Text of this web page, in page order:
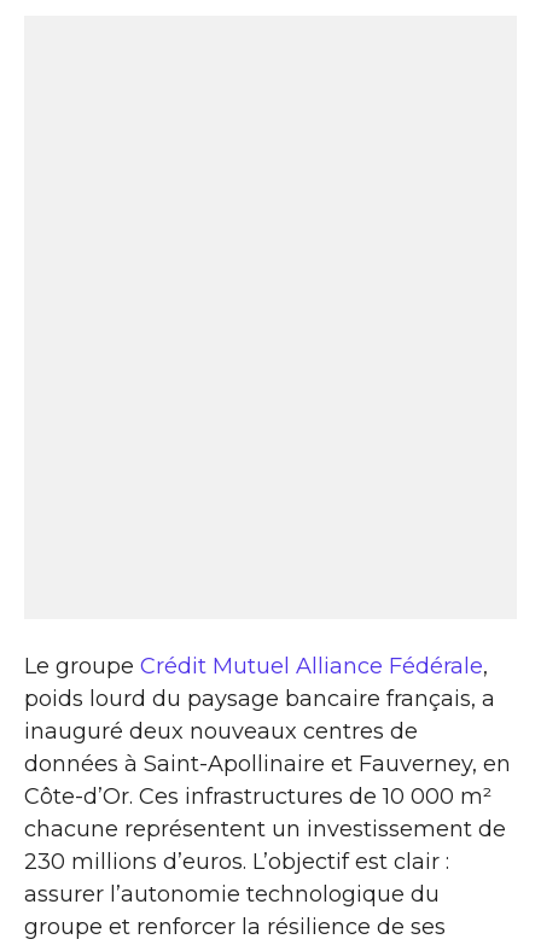
Le groupe Crédit Mutuel Alliance Fédérale,
poids lourd du paysage bancaire français, a
inauguré deux nouveaux centres de
données à Saint-Apollinaire et Fauverney, en
Côte-d’Or. Ces infrastructures de 10 000 m²
chacune représentent un investissement de
230 millions d’euros. L’objectif est clair :
assurer l’autonomie technologique du
groupe et renforcer la résilience de ses